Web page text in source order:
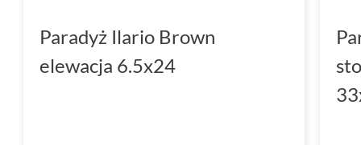
Paradyż Ilario Brown
elewacja 6.5x24